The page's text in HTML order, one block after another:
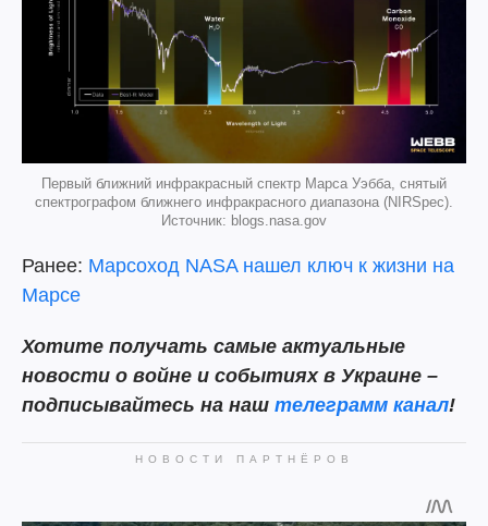
Первый ближний инфракрасный спектр Марса Уэбба, снятый
спектрографом ближнего инфракрасного диапазона (NIRSpec).
Источник: blogs.nasa.gov
Ранее: Марсоход NASA нашел ключ к жизни на
Марсе
Хотите получать самые актуальные
новости о войне и событиях в Украине –
подписывайтесь на наш телеграмм канал!